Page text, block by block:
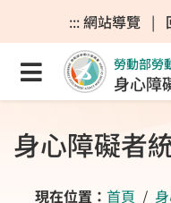
跳至主要內容區
跳至主要選單
跳至網站搜尋
:::網站導覽 |
點選開啟選
勞動部勞
身心障
身心障礙者
現在位置： 首頁